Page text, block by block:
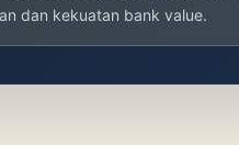
dan kekuatan bank value.